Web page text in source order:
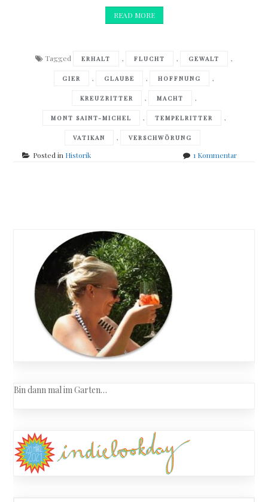
READ MORE
Tagged ERHALT , FLUCHT , GEWALT ,
GIER , GLAUBE , HOFFNUNG ,
KREUZRITTER , MACHT ,
MONT SAINT-MICHEL , TEMPELRITTER ,
VATIKAN , VERSCHWÖRUNG
Posted in Historik 1 Kommentarzu
navigation
Bin dann mal im Garten…